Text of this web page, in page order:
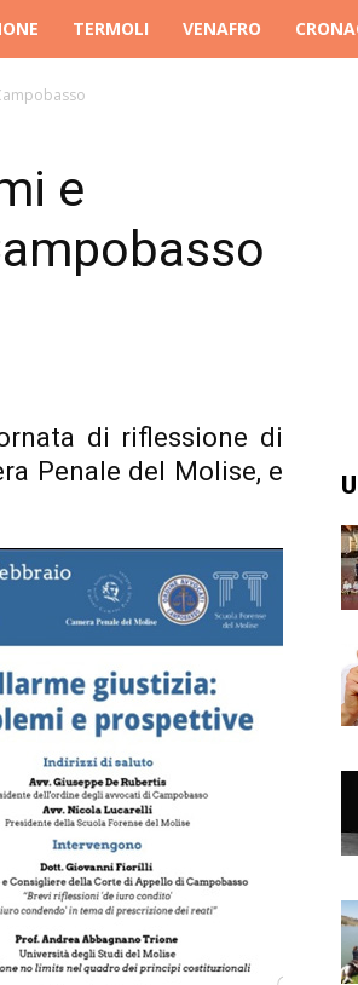
TERMOLI VENAFRO
e
di riflessione di
Penale del Molise, e